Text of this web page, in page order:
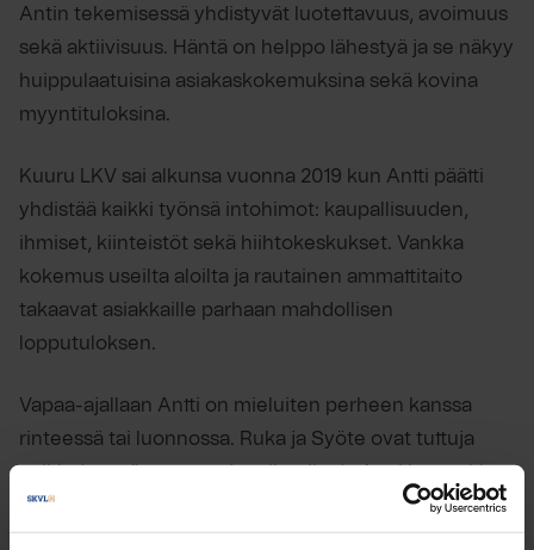
Antin tekemisessä yhdistyvät luotettavuus, avoimuus
sekä aktiivisuus. Häntä on helppo lähestyä ja se näkyy
huippulaatuisina asiakaskokemuksina sekä kovina
myyntituloksina.
Kuuru LKV sai alkunsa vuonna 2019 kun Antti päätti
yhdistää kaikki työnsä intohimot: kaupallisuuden,
ihmiset, kiinteistöt sekä hiihtokeskukset. Vankka
kokemus useilta aloilta ja rautainen ammattitaito
takaavat asiakkaille parhaan mahdollisen
lopputuloksen.
Vapaa-ajallaan Antti on mieluiten perheen kanssa
rinteessä tai luonnossa. Ruka ja Syöte ovat tuttuja
mielellään tarkemmin alueista loma-asuntokauppaa
harkittaessa.